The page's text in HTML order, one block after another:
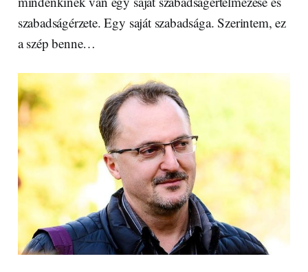
szabadságérzete. Egy saját szabadsága. Szerintem, ez
a szép benne…